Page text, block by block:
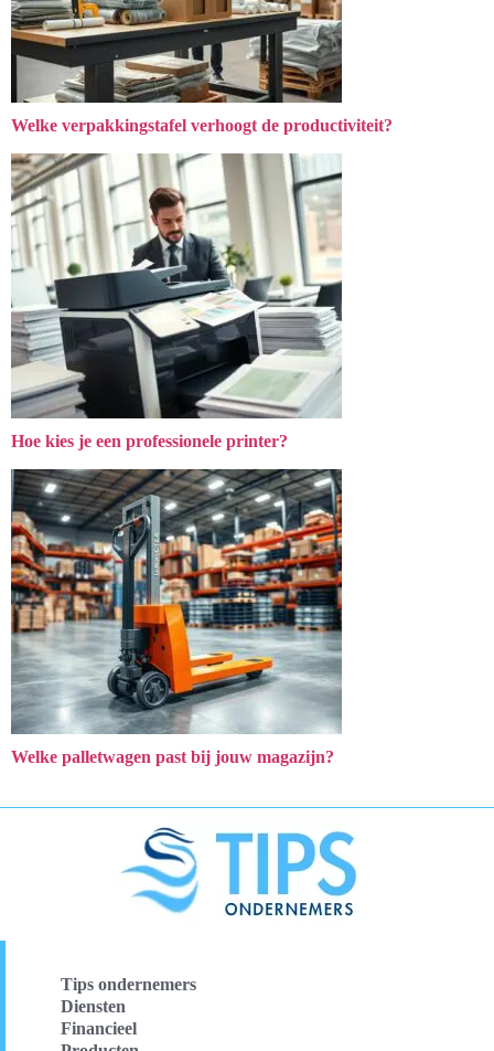
Welke verpakkingstafel verhoogt de productiviteit?
Hoe kies je een professionele printer?
Welke palletwagen past bij jouw magazijn?
Tips ondernemers
Diensten
Financieel